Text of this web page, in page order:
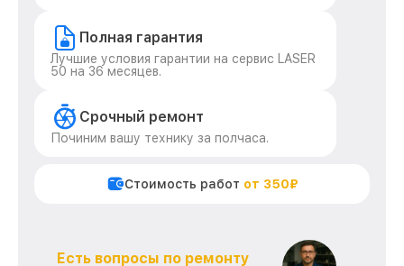
Полная гарантия
Лучшие условия гарантии на сервис LASER
50 на 36 месяцев.
Срочный ремонт
Починим вашу технику за полчаса.
Стоимость работ от 350₽
Есть вопросы по ремонту